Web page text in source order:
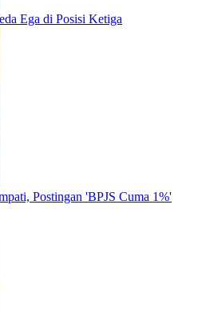
Ega di Posisi Ketiga
Postingan 'BPJS Cuma 1%'